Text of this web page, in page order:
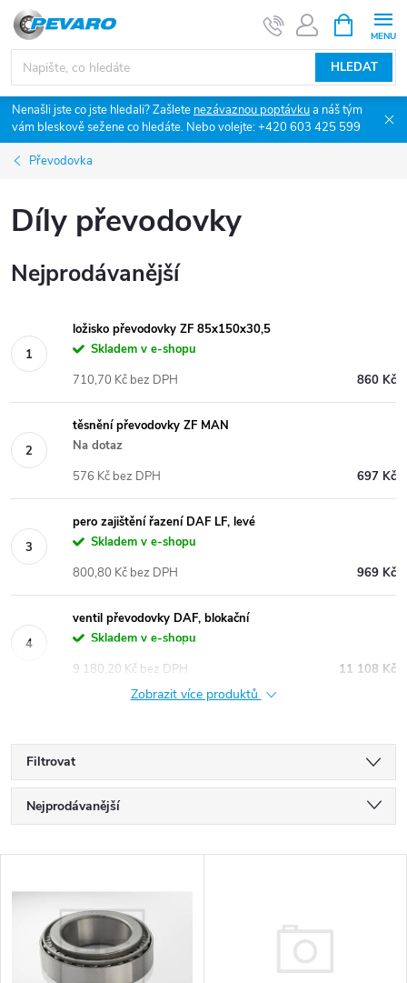
Přejít
obsah
HLEDAT
NÁKUPNÍ
KOŠÍK
Nenašli jste co jste hledali? Zašlete nezávaznou poptávkua náš tým
vám bleskově sežene co hledáte. Nebo volejte: +420 603 425 599
Převodovka
Díly převodovky
Nejprodávanější
ložisko převodovky ZF 85x150x30,5
Skladem v e-shopu
860 Kč
710,70 Kč bez DPH
těsnění převodovky ZF MAN
Na dotaz
697 Kč
576 Kč bez DPH
pero zajištění řazení DAF LF, levé
Skladem v e-shopu
969 Kč
800,80 Kč bez DPH
ventil převodovky DAF, blokační
Skladem v e-shopu
11 108 Kč
9 180,20 Kč bez DPH
Zobrazit více produktů
Filtrovat
Ř
a
z
Nejprodávanější
Abecedně